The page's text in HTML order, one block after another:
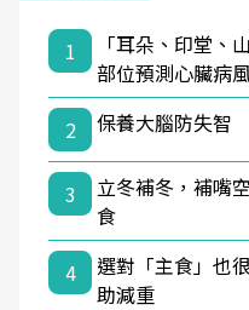
1
「耳朵、印堂、
部位預測心臟病
2
保養大腦防失智
3
立冬補冬，補嘴
食
4
選對「主食」也
助減重